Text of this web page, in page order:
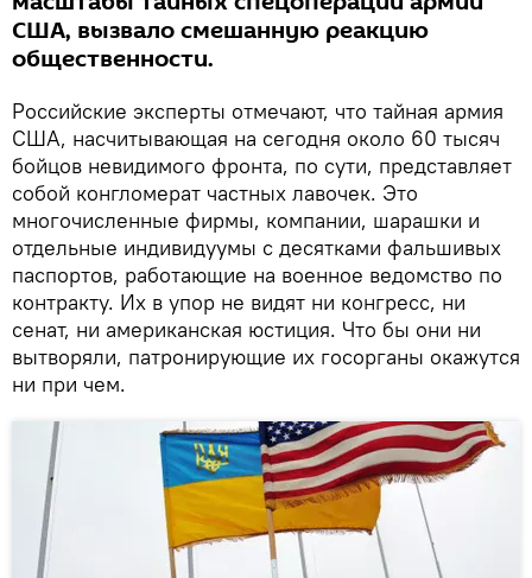
США, вызвало смешанную реакцию
общественности.
Российские эксперты отмечают, что тайная армия
США, насчитывающая на сегодня около 60 тысяч
бойцов невидимого фронта, по сути, представляет
собой конгломерат частных лавочек. Это
многочисленные фирмы, компании, шарашки и
отдельные индивидуумы с десятками фальшивых
паспортов, работающие на военное ведомство по
контракту. Их в упор не видят ни конгресс, ни
сенат, ни американская юстиция. Что бы они ни
вытворяли, патронирующие их госорганы окажутся
ни при чем.